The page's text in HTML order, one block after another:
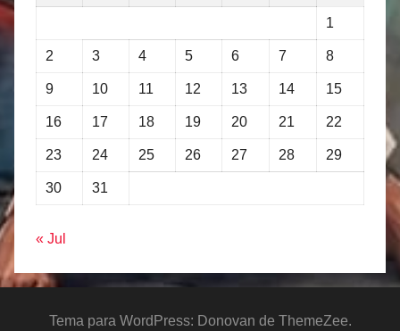
1
2 3 4 5 6 7 8
9 10 11 12 13 14 15
16 17 18 19 20 21 22
23 24 25 26 27 28 29
30 31
« Jul
Tema para WordPress: Donovan de ThemeZee.